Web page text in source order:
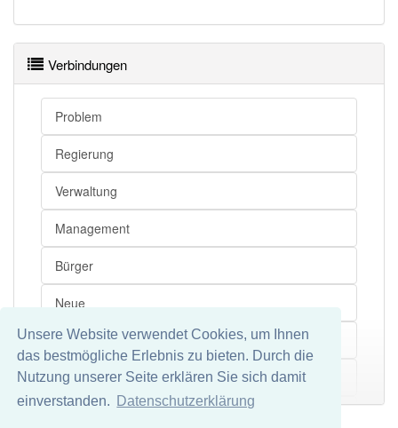
Unsere Website verwendet Cookies, um Ihnen
das bestmögliche Erlebnis zu bieten. Durch die
Nutzung unserer Seite erklären Sie sich damit
einverstanden.
Datenschutzerklärung
Verbindungen
Problem
Regierung
Verwaltung
Management
Bürger
Neue
Ausrichtung
Kundenorientierung Mehr